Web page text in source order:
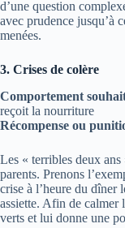
d’une question
avec prudence jusqu’à
menées.
3. Crises de colère
Comportement
reçoit la nourriture
Récompense ou
Les « terribles deux
parents. Prenons
crise à l’heure du dîner
assiette. Afin de calmer
verts et lui donne une